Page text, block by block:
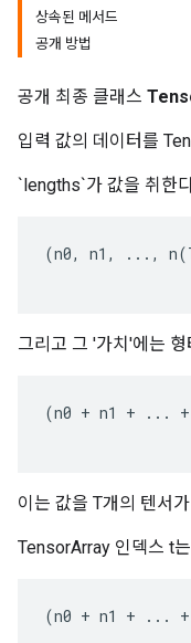
상속된 메서드
공개 방법
공개 최종 클래스
입력 값의 데이터를
`lengths`가 값을 취한
(n0, n1 , ..., n(
그리고 그 '가치'에는
(n0 + n1 + ... +
이는 값을 T개의 텐서
TensorArray 인덱스 t
(n0 + n1 + ... +